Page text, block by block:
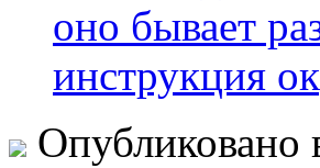
оно бывает
инструкция
Опубликовано